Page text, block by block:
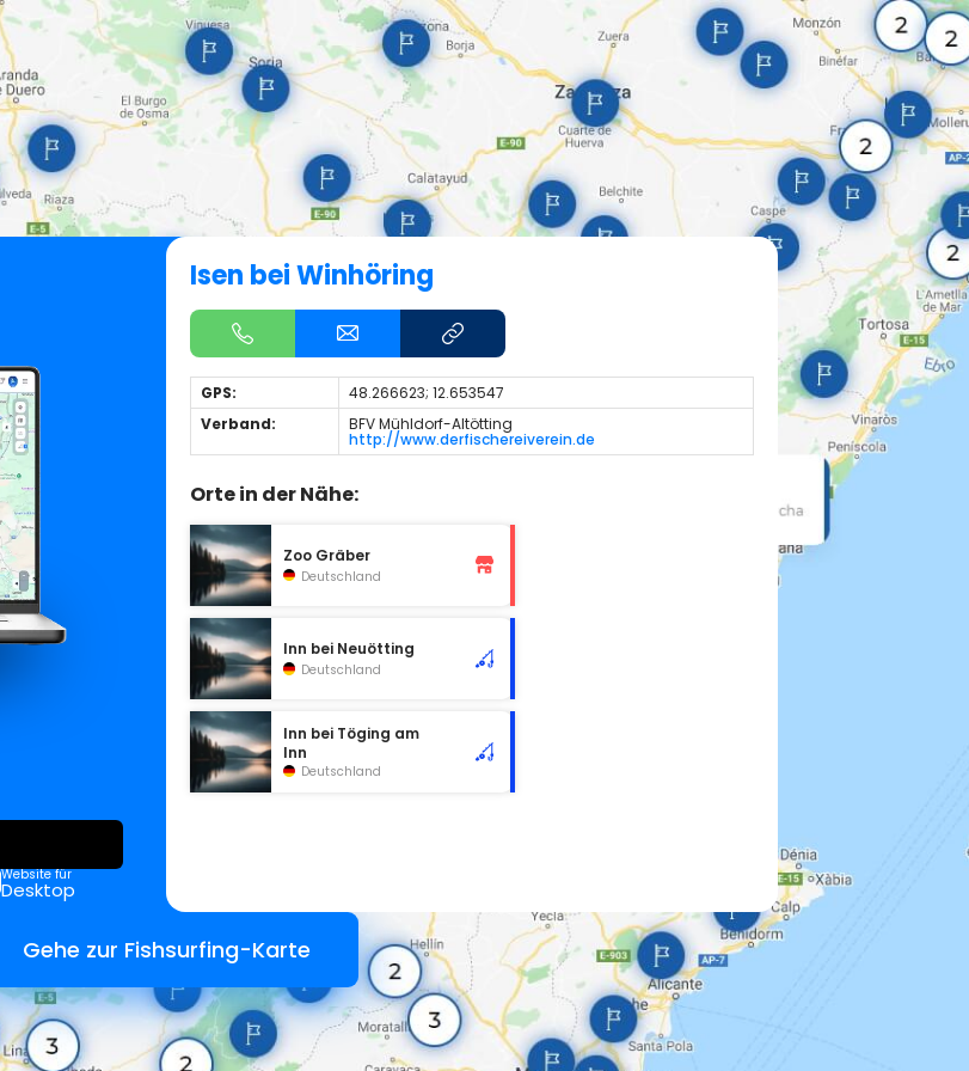
Website für
Desktop
Isen bei Winhöring
GPS:
48.266623; 12.653547
Verband:
BFV Mühldorf-Altötting
http://www.derfischereiverein.de
Orte in der Nähe:
Zoo Gräber
Deutschland
Inn bei Neuötting
Deutschland
Inn bei Töging am
Inn
Deutschland
Gehe zur Fishsurfing-Karte